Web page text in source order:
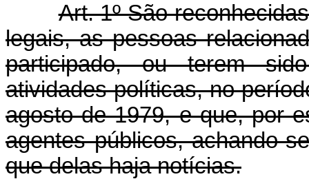
Art. 1º São
legais, as pessoas
participado, ou terem
atividades políticas, no
agosto de 1979, e que, por
agentes públicos, achando-
que delas haja notícias.